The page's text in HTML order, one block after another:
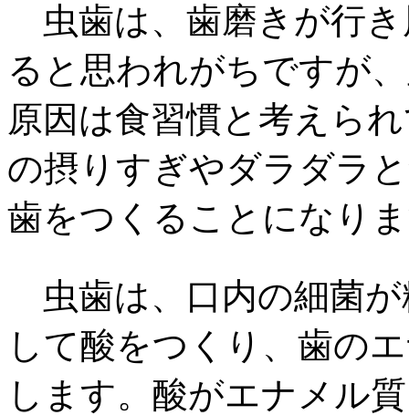
虫歯は、歯磨きが行
ると思われがちですが
原因は食習慣と考えら
の摂りすぎやダラダラ
歯をつくることになり
虫歯は、口内の細菌が
して酸をつくり、歯の
します。酸がエナメル